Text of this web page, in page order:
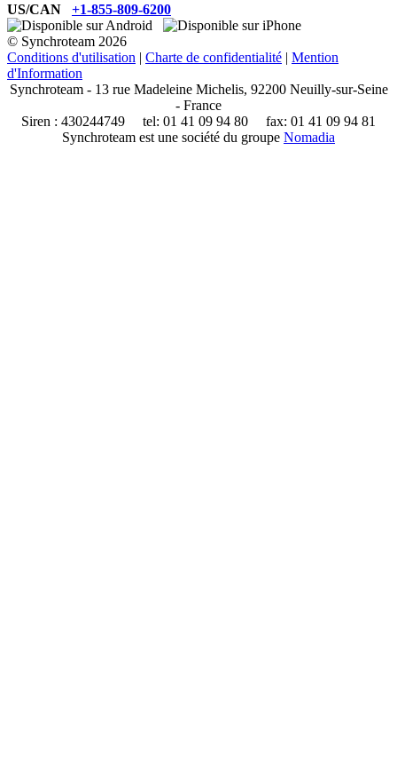
US/CAN +1-855-809-6200
© Synchroteam 2026
Conditions d'utilisation | Charte de confidentialité | Mention
d'Information
Synchroteam - 13 rue Madeleine Michelis, 92200 Neuilly-sur-Seine
- France
Siren : 430244749 tel: 01 41 09 94 80 fax: 01 41 09 94 81
Synchroteam est une société du groupe Nomadia